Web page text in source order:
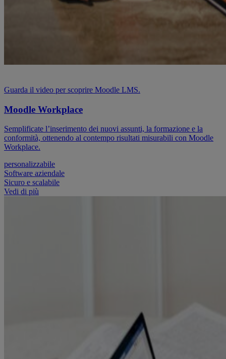
Guarda il video per scoprire Moodle LMS.
Moodle Workplace
Semplificate l’inserimento dei nuovi assunti, la formazione e la
conformità, ottenendo al contempo risultati misurabili con Moodle
Workplace.
personalizzabile
Software aziendale
Sicuro e scalabile
Vedi di più